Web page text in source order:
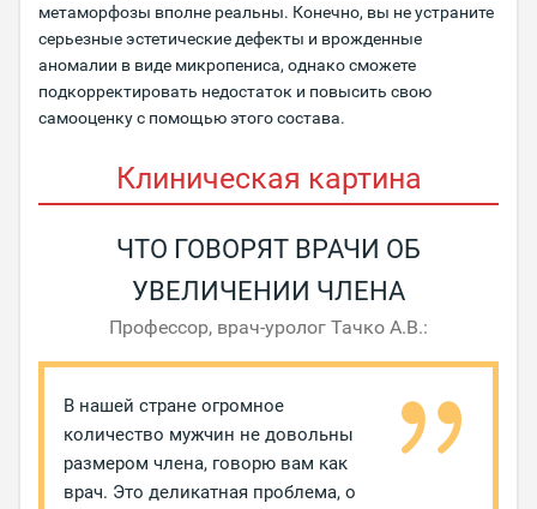
метаморфозы вполне реальны. Конечно, вы не устраните
серьезные эстетические дефекты и врожденные
аномалии в виде микропениса, однако сможете
подкорректировать недостаток и повысить свою
самооценку с помощью этого состава.
Клиническая картина
ЧТО ГОВОРЯТ ВРАЧИ ОБ
УВЕЛИЧЕНИИ ЧЛЕНА
Профессор, врач-уролог Тачко А.В.:
В нашей стране огромное
количество мужчин не довольны
размером члена, говорю вам как
врач. Это деликатная проблема, о